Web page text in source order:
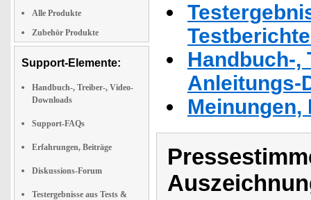
Alle Produkte
Zubehör Produkte
Support-Elemente:
Handbuch-, Treiber-, Video-
Downloads
Support-FAQs
Erfahrungen, Beiträge
Diskussions-Forum
Testergebnisse aus Tests &
Handbuch-,
Anleitungs-